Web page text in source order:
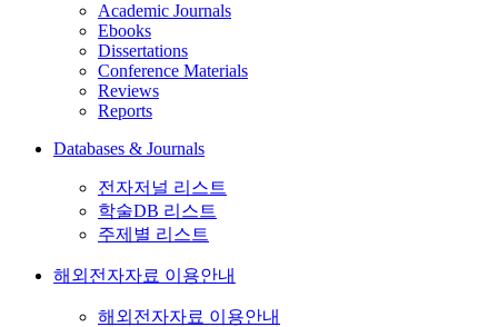
Academic Journals
Ebooks
Dissertations
Conference Materials
Reviews
Reports
Databases & Journals
전자저널 리스트
학술DB 리스트
주제별 리스트
해외전자자료 이용안내
해외전자자료 이용안내